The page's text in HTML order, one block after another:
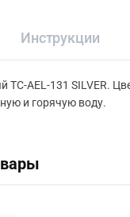
Инструкции
TC-AEL-131 SILVER.
и горячую воду.